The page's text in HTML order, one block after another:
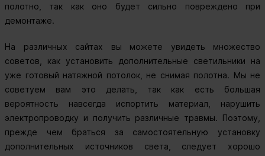
полотно, так как оно будет сильно повреждено при
демонтаже.
На различных сайтах вы можете увидеть множество
советов, как установить дополнительные светильники на
уже готовый натяжной потолок, не снимая полотна. Мы не
советуем вам это делать, так как есть большая
вероятность навсегда испортить материал, нарушить
электропроводку и получить различные травмы. Поэтому,
прежде чем браться за самостоятельную установку
дополнительных источников света, следует хорошо